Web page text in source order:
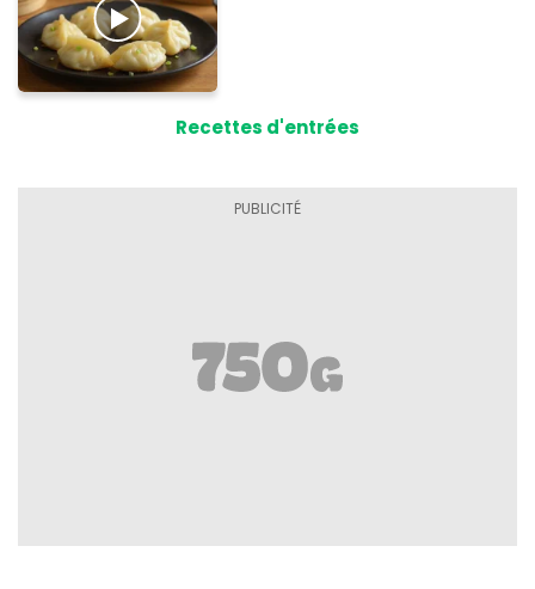
Recettes d'entrées